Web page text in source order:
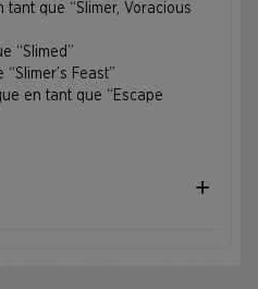
tant que “Slimer, Voracious
“Slimed”
Feast”
en tant que “Escape